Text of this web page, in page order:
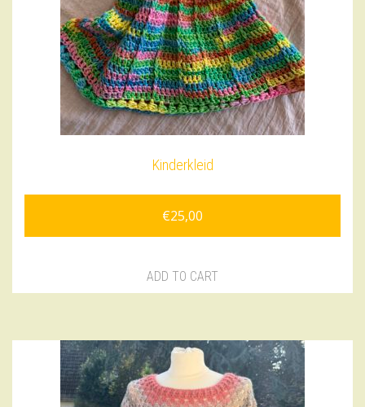
Kinderkleid
€25,00
ADD TO CART